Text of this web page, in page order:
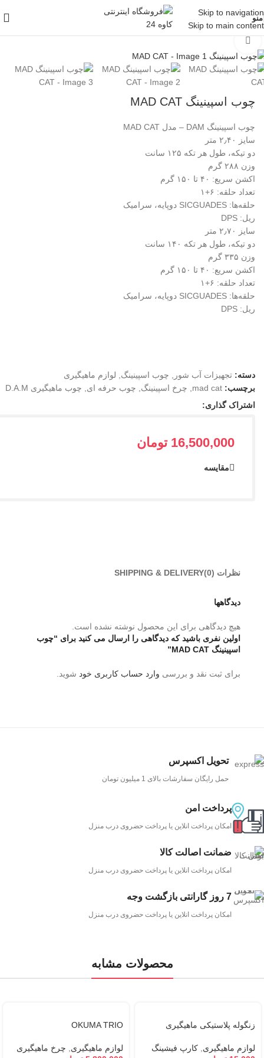
Skip to navigation
Skip to main content
منو
خانه/لوازم ماهیگیری/ تجهیزات آب شور
مشاهده 360 درجه
چوب اسپینینگ MAD CAT
چوب اسپینینگ DAM – مدل MAD CAT
سایز ۲٫۴۰ متر
دو تیکه، طول هر تکه ۱۲۵ سانت
وزن ۲۸۸ گرم
اکشن سریع: ۴۰ تا ۱۵۰ گرم
تعداد حلقه: ۶+۱
حلقه‌ها: SICGUADES دوپایه، سرامیک
ریل: DPS
سایز ۲٫۷۰ متر
دو تیکه، طول هر تکه ۱۴۰ سانت
وزن ۳۳۵ گرم
اکشن سریع: ۴۰ تا ۱۵۰ گرم
تعداد حلقه: ۶+۱
حلقه‌ها: SICGUADES دوپایه، سرامیک
ریل: DPS
دسته: تجهیزات آب شور , چوب اسپینینگ, لوازم ماهیگیری
برچسب: mad cat
, چرخ اسپینینگ, چوب حرفه ای, چوب ماهیگیری D.A.M
اشتراک گذاری:
16,500,000 تومان
مقایسه
نظرات (0) SHIPPING & DELIVERY
دیدگاهها
هیچ دیدگاهی برای این محصول نوشته نشده است.
اولین نفری باشید که دیدگاهی را ارسال می کنید برای “چوب
اسپینینگ MAD CAT”
برای ثبت نقد و بررسی وارد حساب کاربری خود شوید.
تحویل اکسپرس
حمل رایگان سفارشات بالای 1 میلیون تومان
پرداخت امن
امکان پرداخت انلاین یا پرداخت حضروی درب منزل
ضمانت اصالت کالا
امکان پرداخت انلاین یا پرداخت حضروی درب منزل
7 روز گارانتی بازگشت وجه
امکان پرداخت انلاین یا پرداخت حضروی درب منزل
محصولات مشابه
زنگوله پلاستیکی ماهیگیری
لوازم ماهیگیری کارپ فیشینگ
OKUMA TRIO
لوازم ماهیگیری
چرخ ماهیگیری